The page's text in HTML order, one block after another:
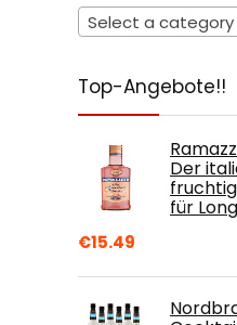
Select a category
Top-Angebote!!
Der
für
€15.49